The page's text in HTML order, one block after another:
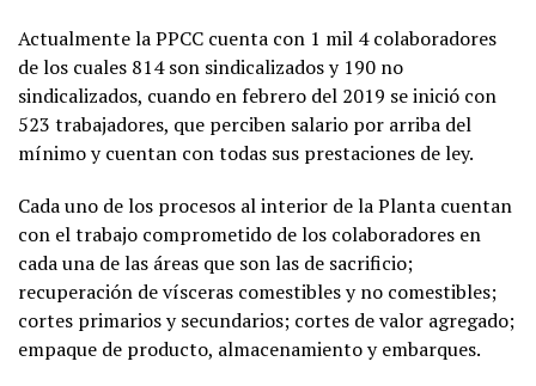
Actualmente la PPCC cuenta con 1 mil 4 colaboradores
de los cuales 814 son sindicalizados y 190 no
sindicalizados, cuando en febrero del 2019 se inició con
523 trabajadores, que perciben salario por arriba del
mínimo y cuentan con todas sus prestaciones de ley.
Cada uno de los procesos al interior de la Planta cuentan
con el trabajo comprometido de los colaboradores en
cada una de las áreas que son las de sacrificio;
recuperación de vísceras comestibles y no comestibles;
cortes primarios y secundarios; cortes de valor agregado;
empaque de producto, almacenamiento y embarques.